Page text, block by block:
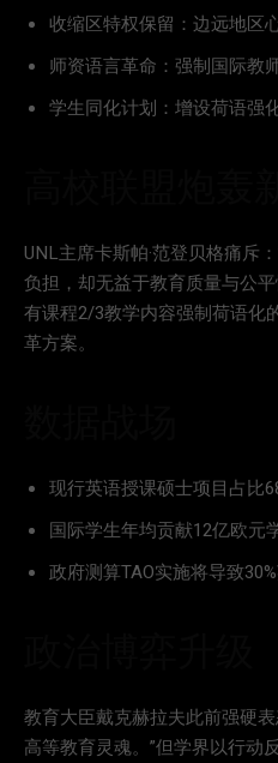
收缩区特权保留：边远地区
师资语言革命：强制国际教
学生同化计划：增设荷语强
UNL主席卡斯帕·范登贝格痛斥
负担，却无益于教育质量与公
有课程2/3教学内容强制荷语化
革方案。
现行英语授课硕士项目占比
国际学生年均贡献12亿欧元
政府测算TAO实施将导致
教育大臣戴克赫拉夫此前强硬
高等教育灵魂。”但学界以行